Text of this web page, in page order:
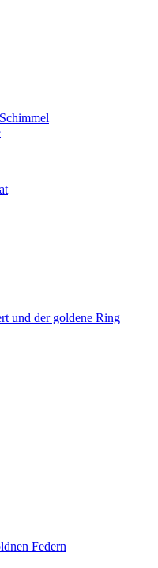
und der goldene Ring
Federn